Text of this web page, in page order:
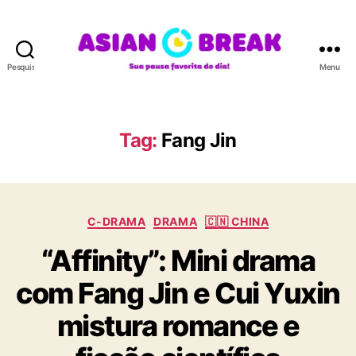
Pesquisar
A
N
R
A
Menu
Tag: Fang Jin
C
t
e
g
o
r
i
C-DRAMA DRAMA 🇨🇳 CHINA
“Affinity”: Mini drama
com Fang Jin e Cui Yuxin
mistura romance e